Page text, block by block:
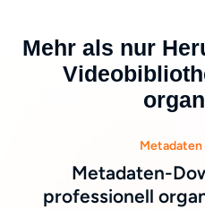
Mehr als nur
Metadaten-
professionell